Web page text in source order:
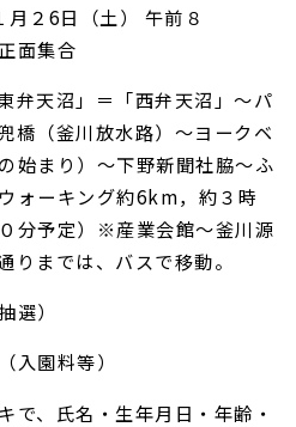
２6日（土） 午前８
集合
天沼」＝「西弁天沼」～パ
（釜川放水路）～ヨークベ
始まり）～下野新聞社脇～ふ
ォーキング約6km，約３時
分予定）※産業会館〜釜川源
りまでは、バスで移動。
）
園料等）
氏名・生年月日・年齢・